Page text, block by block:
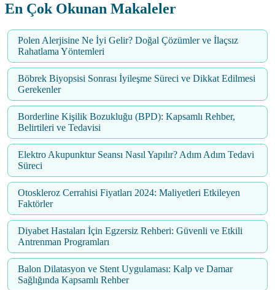
En Çok Okunan Makaleler
Polen Alerjisine Ne İyi Gelir? Doğal Çözümler ve İlaçsız
Rahatlama Yöntemleri
Böbrek Biyopsisi Sonrası İyileşme Süreci ve Dikkat Edilmesi
Gerekenler
Borderline Kişilik Bozukluğu (BPD): Kapsamlı Rehber,
Belirtileri ve Tedavisi
Elektro Akupunktur Seansı Nasıl Yapılır? Adım Adım Tedavi
Süreci
Otoskleroz Cerrahisi Fiyatları 2024: Maliyetleri Etkileyen
Faktörler
Diyabet Hastaları İçin Egzersiz Rehberi: Güvenli ve Etkili
Antrenman Programları
Balon Dilatasyon ve Stent Uygulaması: Kalp ve Damar
Sağlığında Kapsamlı Rehber